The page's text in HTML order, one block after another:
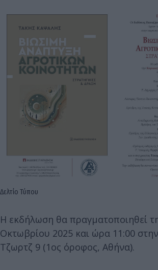
Δελτίο Τύπου
Η εκδήλωση θα πραγματοποιηθεί
Οκτωβρίου 2025 και ώρα 11:00
Τζωρτζ 9 (1ος όροφος, Αθήνα).